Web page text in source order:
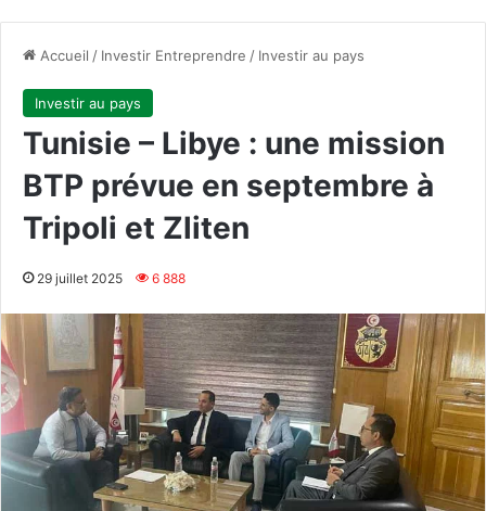
Accueil / Investir Entreprendre / Investir au pays
Investir au pays
Tunisie – Libye : une mission
BTP prévue en septembre à
Tripoli et Zliten
29 juillet 2025 6 888